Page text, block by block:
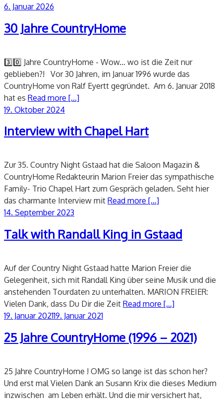
Veröffentlicht
6. Januar 2026
30 Jahre CountryHome
3️⃣0️⃣ Jahre CountryHome - Wow... wo ist die Zeit nur
geblieben?! Vor 30 Jahren, im Januar 1996 wurde das
CountryHome von Ralf Eyertt gegründet. Am 6. Januar 2018
hat es Read more [...]
Veröffentlicht
19. Oktober 2024
Interview with Chapel Hart
Zur 35. Country Night Gstaad hat die Saloon Magazin &
CountryHome Redakteurin Marion Freier das sympathische
Family- Trio Chapel Hart zum Gespräch geladen. Seht hier
das charmante Interview mit Read more [...]
Veröffentlicht
14. September 2023
Talk with Randall King in Gstaad
Auf der Country Night Gstaad hatte Marion Freier die
Gelegenheit, sich mit Randall King über seine Musik und die
anstehenden Tourdaten zu unterhalten. MARION FREIER:
Vielen Dank, dass Du Dir die Zeit Read more [...]
Veröffentlicht
19. Januar 202119. Januar 2021
25 Jahre CountryHome (1996 – 2021)
25 Jahre CountryHome ! OMG so lange ist das schon her?
Und erst mal Vielen Dank an Susann Krix die dieses Medium
inzwischen am Leben erhält. Und die mir versichert hat,